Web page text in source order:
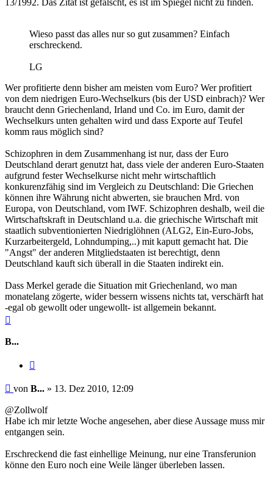
Wieso passt das alles nur so gut zusammen? Einfach
erschreckend.
LG
Wer profitierte denn bisher am meisten vom Euro? Wer profitiert
von dem niedrigen Euro-Wechselkurs (bis der USD einbrach)? Wer
braucht denn Griechenland, Irland und Co. im Euro, damit der
Wechselkurs unten gehalten wird und dass Exporte auf Teufel
komm raus möglich sind?
Schizophren in dem Zusammenhang ist nur, dass der Euro
Deutschland derart genutzt hat, dass viele der anderen Euro-Staaten
aufgrund fester Wechselkurse nicht mehr wirtschaftlich
konkurenzfähig sind im Vergleich zu Deutschland: Die Griechen
können ihre Währung nicht abwerten, sie brauchen Mrd. von
Europa, von Deutschland, vom IWF. Schizophren deshalb, weil die
Wirtschaftskraft in Deutschland u.a. die griechische Wirtschaft mit
staatlich subventionierten Niedriglöhnen (ALG2, Ein-Euro-Jobs,
Kurzarbeitergeld, Lohndumping,..) mit kaputt gemacht hat. Die
"Angst" der anderen Mitgliedstaaten ist berechtigt, denn
Deutschland kauft sich überall in die Staaten indirekt ein.
Dass Merkel gerade die Situation mit Griechenland, wo man
monatelang zögerte, wider bessern wissens nichts tat, verschärft hat
-egal ob gewollt oder ungewollt- ist allgemein bekannt.
B...
Beitrag
von B... » 13. Dez 2010, 12:09
@Zollwolf
Habe ich mir letzte Woche angesehen, aber diese Aussage muss mir
entgangen sein.
Erschreckend die fast einhellige Meinung, nur eine Transferunion
könne den Euro noch eine Weile länger überleben lassen.